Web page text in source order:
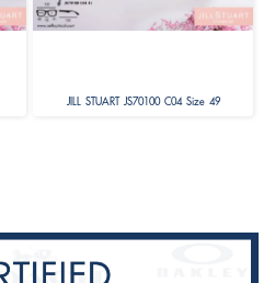
JILL STUART JS70100 C04 Size 49